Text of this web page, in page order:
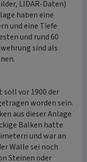
LIDAR-Daten)
haben eine
und eine Tiefe
und rund 60
sind als
soll vor 1900 der
worden sein.
aus dieser Anlage
Balken hatte
und war an
Wälle sei noch
Steinen oder